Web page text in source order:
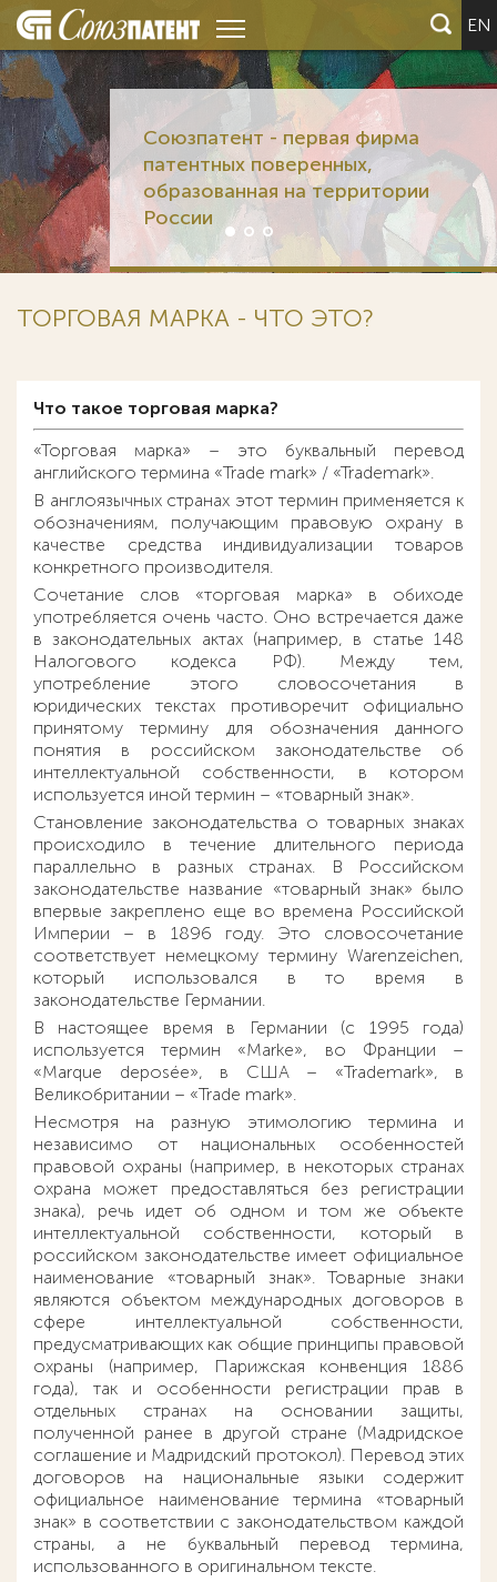
EN
Союзпатент - первая фирма
патентных поверенных,
образованная на территории
России
ТОРГОВАЯ МАРКА - ЧТО ЭТО?
Что такое торговая марка?
«Торговая марка» – это буквальный перевод
английского термина «Trade mark» / «Trademark».
В англоязычных странах этот термин применяется к
обозначениям, получающим правовую охрану в
качестве средства индивидуализации товаров
конкретного производителя.
Сочетание слов «торговая марка» в обиходе
употребляется очень часто. Оно встречается даже
в законодательных актах (например, в статье 148
Налогового кодекса РФ). Между тем,
употребление этого словосочетания в
юридических текстах противоречит официально
принятому термину для обозначения данного
понятия в российском законодательстве об
интеллектуальной собственности, в котором
используется иной термин – «товарный знак».
Становление законодательства о товарных знаках
происходило в течение длительного периода
параллельно в разных странах. В Российском
законодательстве название «товарный знак» было
впервые закреплено еще во времена Российской
Империи – в 1896 году. Это словосочетание
соответствует немецкому термину Warenzeichen,
который использовался в то время в
законодательстве Германии.
В настоящее время в Германии (с 1995 года)
используется термин «Marke», во Франции –
«Marque deposée», в США – «Trademark», в
Великобритании – «Trade mark».
Несмотря на разную этимологию термина и
независимо от национальных особенностей
правовой охраны (например, в некоторых странах
охрана может предоставляться без регистрации
знака), речь идет об одном и том же объекте
интеллектуальной собственности, который в
российском законодательстве имеет официальное
наименование «товарный знак». Товарные знаки
являются объектом международных договоров в
сфере интеллектуальной собственности,
предусматривающих как общие принципы правовой
охраны (например, Парижская конвенция 1886
года), так и особенности регистрации прав в
отдельных странах на основании защиты,
полученной ранее в другой стране (Мадридское
соглашение и Мадридский протокол). Перевод этих
договоров на национальные языки содержит
официальное наименование термина «товарный
знак» в соответствии с законодательством каждой
страны, а не буквальный перевод термина,
использованного в оригинальном тексте.